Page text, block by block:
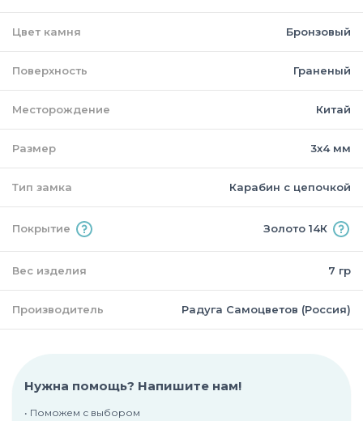
Цвет камня Бронзовый
Поверхность Граненый
Месторождение Китай
Размер 3х4 мм
Тип замка Карабин с цепочкой
Покрытие Золото 14К
Вес изделия 7 гр
Производитель Радуга Самоцветов (Россия)
Нужна помощь? Напишите нам!
• Поможем с выбором